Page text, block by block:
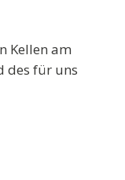
Kellen am
des für uns